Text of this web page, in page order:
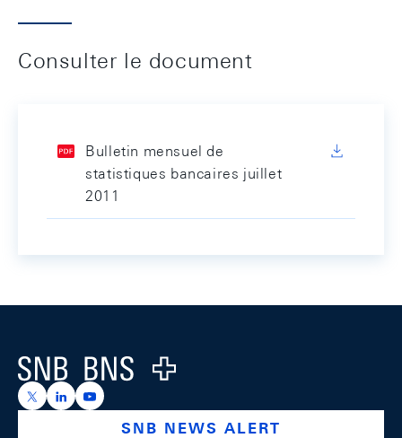
Consulter le document
Bulletin mensuel de
statistiques bancaires juillet
2011
Logo
https://x.com/snb_bns
https://ch.linkedin.com/company/swiss-national-
https://www.youtube.com/@swissnationalbank
SNB NEWS ALERT